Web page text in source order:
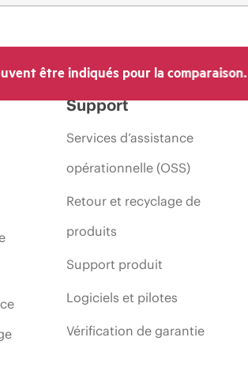
être indiqués pour la comparaison.
Support
Services d’assistance
opérationnelle (OSS)
Retour et recyclage de
produits
Support produit
Logiciels et pilotes
Vérification de garantie